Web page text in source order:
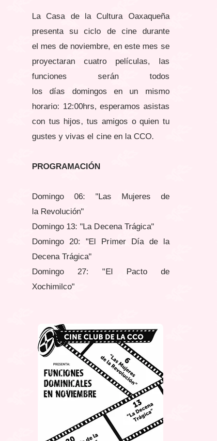
La Casa de la Cultura Oaxaqueña
presenta su ciclo de cine durante
el mes de noviembre, en este mes se
proyectaran cuatro películas, las
funciones serán todos
los días domingos en un mismo
horario: 12:00hrs, esperamos asistas
con tus hijos, tus amigos o quien tu
gustes y vivas el cine en la CCO.
PROGRAMACIÓN
Domingo 06: "Las Mujeres de
la Revolución"
Domingo 13: "La Decena Trágica"
Domingo 20: "El Primer Día de la
Decena Trágica"
Domingo 27: "El Pacto de
Xochimilco"